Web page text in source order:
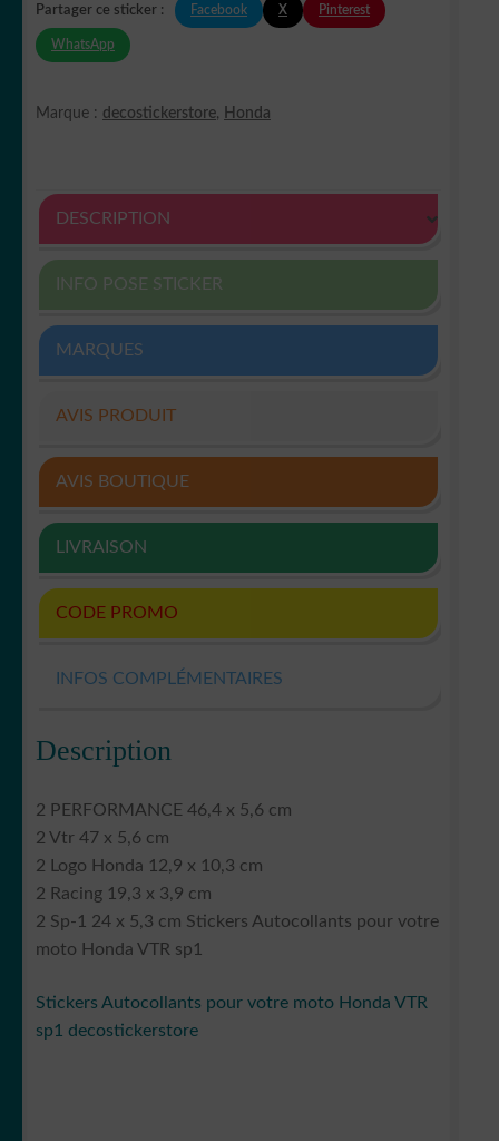
Partager ce sticker : Facebook X Pinterest
WhatsApp
Marque : decostickerstore, Honda
DESCRIPTION
INFO POSE STICKER
MARQUES
AVIS PRODUIT
AVIS BOUTIQUE
LIVRAISON
CODE PROMO
INFOS COMPLÉMENTAIRES
Description
2 PERFORMANCE 46,4 x 5,6 cm
2 Vtr 47 x 5,6 cm
2 Logo Honda 12,9 x 10,3 cm
2 Racing 19,3 x 3,9 cm
2 Sp-1 24 x 5,3 cm Stickers Autocollants pour votre
moto Honda VTR sp1
Stickers Autocollants pour votre moto Honda VTR
sp1 decostickerstore